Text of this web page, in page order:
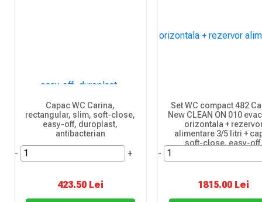
Capac WC Carina,
rectangular, slim, soft-close,
easy-off, duroplast,
antibacterian
- +
423.50 Lei
Set WC compact 482
New CLEAN ON 010
orizontala +
alimentare 3/5 litri +
soft-close, easy-off,
-
1815.00 Lei